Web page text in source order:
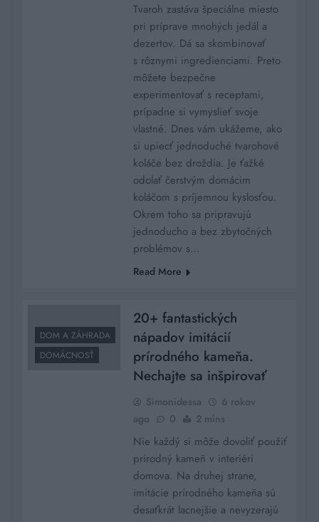
Tvaroh zastáva špeciálne miesto
pri príprave mnohých jedál a
dezertov. Dá sa skombinovať
s rôznymi ingredienciami. Preto
môžete bezpečne
experimentovať s receptami,
prípadne si vymyslieť svoje
vlastné. Dnes vám ukážeme, ako
si upiecť jednoduché tvarohové
koláče bez droždia. Je ťažké
odolať čerstvým domácim
koláčom s príjemnou kyslosťou.
Okrem toho sa pripravujú
jednoducho a bez zbytočných
problémov s…
Read More
DOM A ZÁHRADA
DOMÁCNOSŤ
20+ fantastických
nápadov imitácií
prírodného kameňa.
Nechajte sa inšpirovať
Simonidessa
6 rokov
ago
0 2 mins
Nie každý si môže dovoliť použiť
prírodný kameň v interiéri
domova. Na druhej strane,
imitácie prírodného kameňa sú
desaťkrát lacnejšie a nevyzerajú